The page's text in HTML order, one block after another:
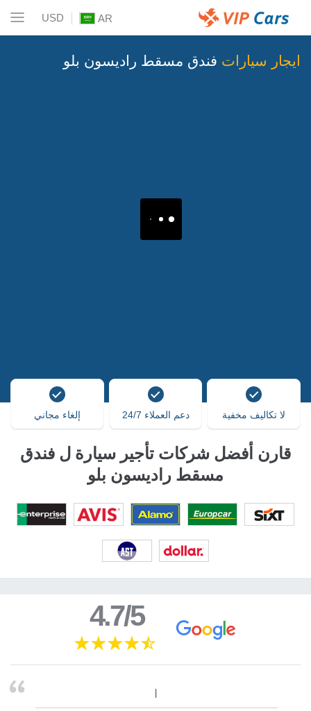
AR
USD
ايجار سيارات فندق مسقط راديسون بلو
لا تكاليف مخفية دعم العملاء 24/7 إلغاء مجاني
قارن أفضل شركات تأجير سيارة ل فندق
مسقط راديسون بلو
4.7/5